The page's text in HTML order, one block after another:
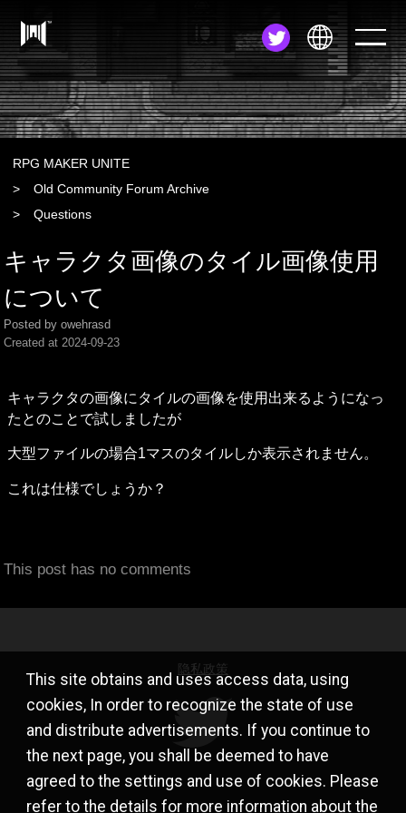
This site obtains and uses access data, using
cookies, In order to recognize the state of use
and distribute advertisements. If you continue to
the next page, you shall be deemed to have
agreed to the settings and use of cookies. Please
refer to the details for more information about the
JA
EN
RPG MAKER UNITE
Old Community Forum Archive
Questions
キャラクタ画像のタイル画像使用
について
Posted by owehrasd
Created at 2024-09-23
キャラクタの画像にタイルの画像を使用出来るようになっ
たとのことで試しましたが
大型ファイルの場合1マスのタイルしか表示されません。
これは仕様でしょうか？
This post has no comments
隐私政策